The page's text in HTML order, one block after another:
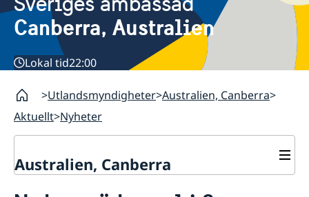
Canberra, Australien
Lokal tid22:00
Utlandsmyndigheter Australien, Canberra
Aktuellt Nyheter
Australien, Canberra